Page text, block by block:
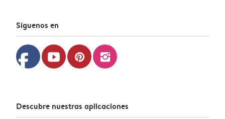
Síguenos en
facebook youtube pinterest instagram
Descubre nuestras aplicaciones